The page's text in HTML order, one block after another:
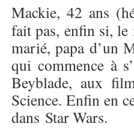
Mackie, 42 ans
fait pas, enfin si, le
marié, papa d’un
qui commence à
Beyblade, aux
Science. Enfin en
dans Star Wars.